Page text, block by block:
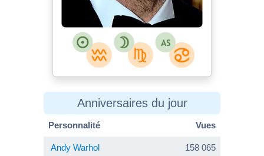
Anniversaires du jour
Personnalité Vues
Andy Warhol 158 065